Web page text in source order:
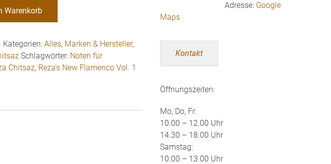
Warenkorb
Kategorien:Alles, Marken & Hersteller,
Schlagwörter: Noten für
Chitsaz, Reza's New Flamenco Vol. 1
Adresse: Google
Maps
Kontakt
Öffnungszeiten:
Mo, Do, Fr:
10.00 – 12.00 Uhr
14.30 – 18.00 Uhr
Samstag:
10.00 – 13.00 Uhr